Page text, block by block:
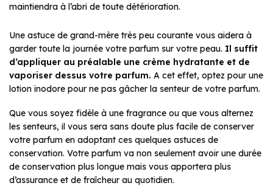
maintiendra à l’abri de toute détérioration.
Une astuce de grand-mère très peu courante vous aidera à
garder toute la journée votre parfum sur votre peau. Il suffit
d’appliquer au préalable une crème hydratante et de
vaporiser dessus votre parfum. A cet effet, optez pour une
lotion inodore pour ne pas gâcher la senteur de votre parfum.
Que vous soyez fidèle à une fragrance ou que vous alternez
les senteurs, il vous sera sans doute plus facile de conserver
votre parfum en adoptant ces quelques astuces de
conservation. Votre parfum va non seulement avoir une durée
de conservation plus longue mais vous apportera plus
d’assurance et de fraîcheur au quotidien.